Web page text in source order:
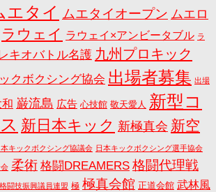
エタイ ムエタイオープン ムエロ
ラウェイ ラウェイ×アンビータブル ラ
キオバトル名護 九州プロキック
クボクシング協会 出場者募集 出場
和 巌流島 広告 心技館 敬天愛人 新型コ
新日本キック 新極真会 新空
本キックボクシング協議会 日本キックボクシング選手協会
柔術 格闘DREAMERS 格闘代理戦
格闘技振興議員連盟 極 極真会館 正道会館 武林風